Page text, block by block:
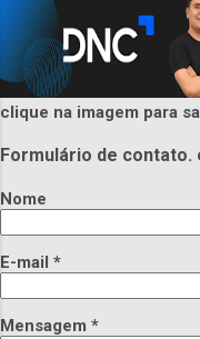
clique na imagem para
Formulário de
Nome
E-mail *
Mensagem *